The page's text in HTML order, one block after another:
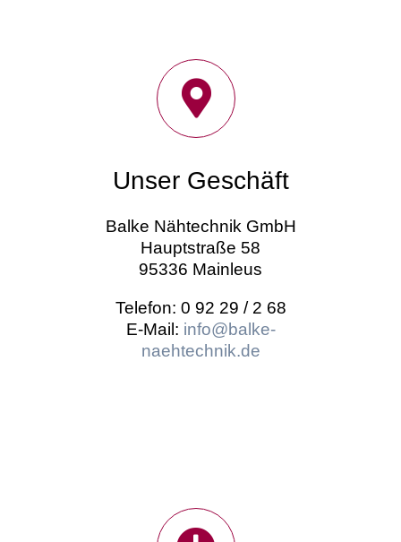
Unser Geschäft
Balke Nähtechnik GmbH
Hauptstraße 58
95336 Mainleus
Telefon: 0 92 29 / 2 68
E-Mail: info@balke-
naehtechnik.de